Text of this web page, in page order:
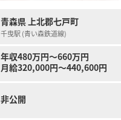
青森県 上北郡七戸町
千曳駅 (青い森鉄道線)
年収480万円～660万円
月給320,000円～440,600円
非公開